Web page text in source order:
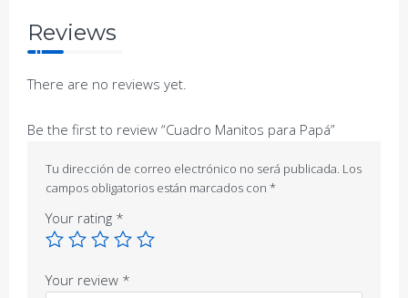
Reviews
There are no reviews yet.
Be the first to review “Cuadro Manitos para Papá”
Tu dirección de correo electrónico no será publicada. Los
campos obligatorios están marcados con *
Your rating *
Your review *